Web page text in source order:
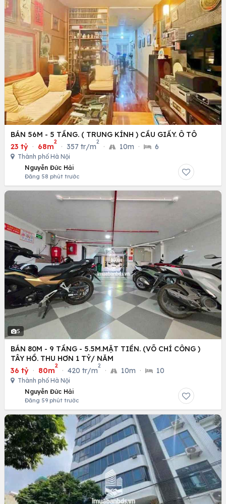
BÁN 56M - 5 TẦNG. ( TRUNG KÍNH ) CẦU GIẤY. Ô TÔ
23 tỷ · 68m
2
· 357 tr/m
2
· 10m · 6
Thành phố Hà Nội
Nguyễn Đức Hải
Đăng 58 phút trước
5
BÁN 80M - 9 TẦNG - 5.5M.MẶT TIỀN. (VÕ CHÍ CÔNG )
TÂY HỒ. THU HƠN 1 TỶ/ NĂM
36 tỷ · 80m
2
· 420 tr/m
2
· 10m · 10
Thành phố Hà Nội
Nguyễn Đức Hải
Đăng 59 phút trước